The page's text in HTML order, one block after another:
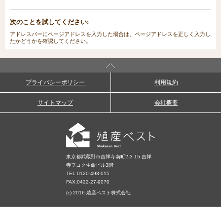
次のことを試してください:
アドレスバーにページアドレスを入力した場合は、ページアドレスを正しく入力し
たかどうかを確認してください。
プライバシーポリシー 利用規約
サイトマップ 会社概要
東京都武蔵野市吉祥寺南町2-3-15 吉祥
寺フコク生命ビル3階
TEL:0120-493-015
FAX:0422-27-9070
(c) 2016 殖産ベスト株式会社